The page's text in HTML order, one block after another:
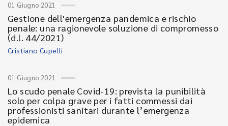
01 Giugno 2021
Gestione dell'emergenza pandemica e rischio
penale: una ragionevole soluzione di compromesso
(d.l. 44/2021)
Cristiano Cupelli
01 Giugno 2021
Lo scudo penale Covid-19: prevista la punibilità
solo per colpa grave per i fatti commessi dai
professionisti sanitari durante l’emergenza
epidemica